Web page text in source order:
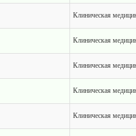
Клиническая
Клиническая
Клиническая
Клиническая
Клиническая